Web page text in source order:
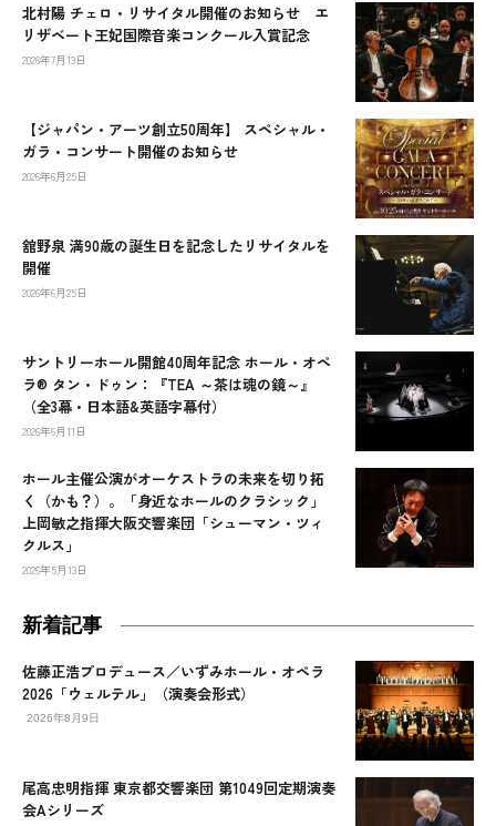
北村陽 チェロ・リサイタル開催のお知らせ エ
リザベート王妃国際音楽コンクール入賞記念
2026年7月13日
【ジャパン・アーツ創立50周年】 スペシャル・
ガラ・コンサート開催のお知らせ
2026年6月25日
舘野泉 満90歳の誕生日を記念したリサイタルを
開催
2026年6月25日
サントリーホール開館40周年記念 ホール・オペ
ラ® タン・ドゥン：『TEA ～茶は魂の鏡～』
（全3幕・日本語&英語字幕付）
2026年6月11日
ホール主催公演がオーケストラの未来を切り拓
く（かも？）。「身近なホールのクラシック」
上岡敏之指揮大阪交響楽団「シューマン・ツィ
クルス」
2026年5月13日
新着記事
佐藤正浩プロデュース／いずみホール・オペラ
2026「ウェルテル」（演奏会形式）
2026年8月9日
尾高忠明指揮 東京都交響楽団 第1049回定期演奏
会Aシリーズ